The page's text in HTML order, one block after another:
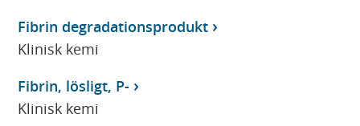
Fibrin degradationsprodukt
Klinisk kemi
Fibrin, lösligt, P-
Klinisk kemi